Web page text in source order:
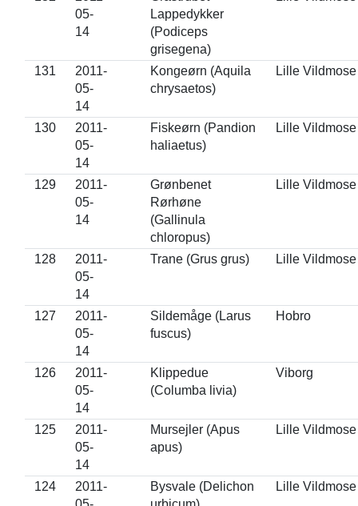
05-
14
Lappedykker
(Podiceps
grisegena)
131
2011-
05-
14
Kongeørn (Aquila
chrysaetos)
Lille Vildmose
130
2011-
05-
14
Fiskeørn (Pandion
haliaetus)
Lille Vildmose
129
2011-
05-
14
Grønbenet
Rørhøne
(Gallinula
chloropus)
Lille Vildmose
128
2011-
05-
14
Trane (Grus grus) Lille Vildmose
127
2011-
05-
14
Sildemåge (Larus
fuscus)
Hobro
126
2011-
05-
14
Klippedue
(Columba livia)
Viborg
125
2011-
05-
14
Mursejler (Apus
apus)
Lille Vildmose
124
2011-
Bysvale (Delichon
Lille Vildmose